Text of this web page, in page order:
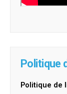
Politique
Politique de